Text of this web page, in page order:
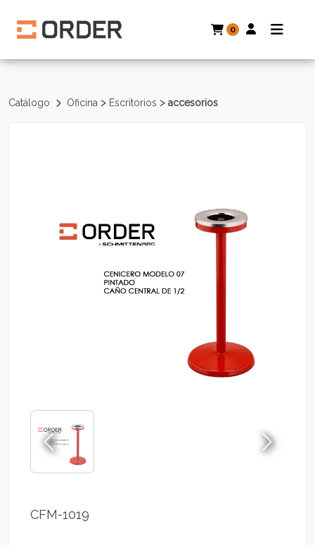
0
Catálogo Oficina > Escritorios > accesorios
CFM-1019